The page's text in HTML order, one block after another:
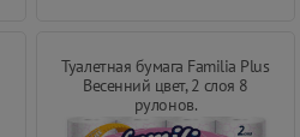
Туалетная бумага Familia Plus
Весенний цвет, 2 слоя 8
рулонов.